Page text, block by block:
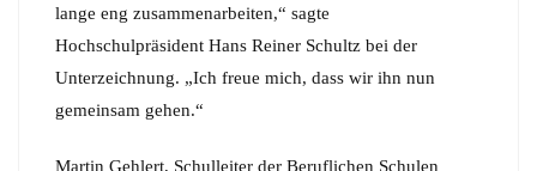
lange eng zusammenarbeiten,“ sagte
Hochschulpräsident Hans Reiner Schultz bei der
Unterzeichnung. „Ich freue mich, dass wir ihn nun
gemeinsam gehen.“
Martin Gehlert, Schulleiter der Beruflichen Schulen